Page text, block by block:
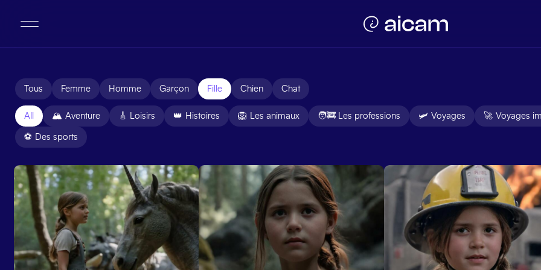
Tous Femme Homme Garçon Fille Chien Chat
All 🏔 Aventure 🎸 Loisirs 👑 Histoires 🦁 Les animaux 🧑‍🚒 Les professions 🛩️ Voyages 🚀 Voyages
⚽ Des sports
Nuevo proyecto
1. Entrena un proyecto
Primero debes entrenar la IA con fotos tuyas
🧑‍🚀
2. Dile a la IA lo que quieres ver
Tras crear el proyecto simplemente escribe lo
que quieres ver o usa nuestras sugerencias!